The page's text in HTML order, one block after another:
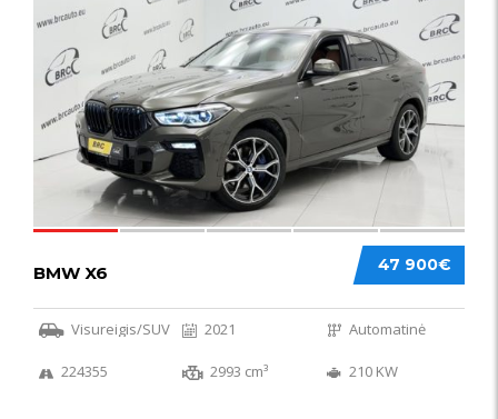
58
47 900€
BMW X6
Visureigis/SUV 2021 Automatinė
224355 2993 cm³ 210 KW